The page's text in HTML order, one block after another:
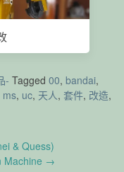
- Tagged 00, bandai,
ms, uc, 天人, 套件, 改造,
& Quess)
Machine →